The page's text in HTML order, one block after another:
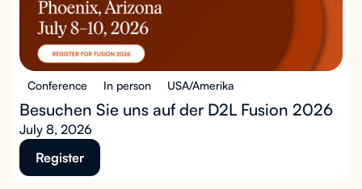
Conference In person USA/Amerika
Besuchen Sie uns auf der D2L Fusion 2026
July 8, 2026
Register